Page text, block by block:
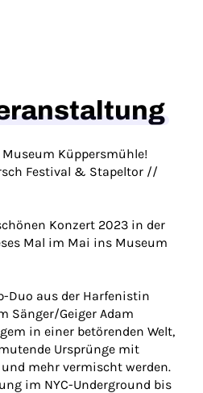
Museum Küppersmühle!
Festival & Stapeltor //
Konzert 2023 in der
Mal im Mai ins Museum
Duo aus der Harfenistin
Sänger/Geiger Adam
in einer betörenden Welt,
Ursprünge mit
mehr vermischt werden.
im NYC-Underground bis